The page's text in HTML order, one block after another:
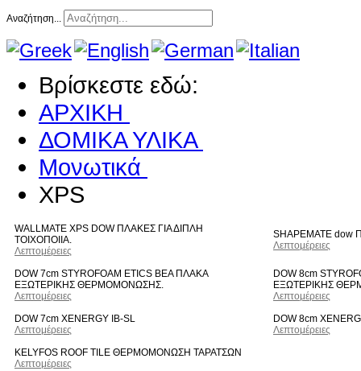
Αναζήτηση...
Βρίσκεστε εδώ:
ΑΡΧΙΚΗ
ΔΟΜΙΚΑ ΥΛΙΚΑ
Μονωτικά
XPS
WALLMATE XPS DOW ΠΛΑΚΕΣ ΓΙΑ ΔΙΠΛΗ
ΤΟΙΧΟΠΟΙΙΑ.
Λεπτομέρειες
SHAPEMATE
Λεπτομέρειες
DOW 7cm STYROFOAM ETICS BEA ΠΛΑΚΑ
ΕΞΩΤΕΡΙΚΗΣ ΘΕΡΜΟΜΟΝΩΣΗΣ.
Λεπτομέρειες
DOW 8cm
ΕΞΩΤΕΡΙΚΗΣ
Λεπτομέρειες
DOW 7cm XENERGY IB-SL
Λεπτομέρειες
DOW 8cm
Λεπτομέρειες
KELYFOS ROOF TILE ΘΕΡΜΟΜΟΝΩΣΗ ΤΑΡΑΤΣΩΝ
Λεπτομέρειες